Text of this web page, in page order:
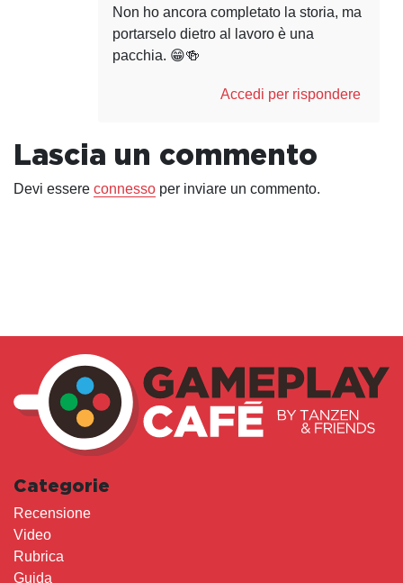
Non ho ancora completato la storia, ma
portarselo dietro al lavoro è una
pacchia. 😁🍻
Accedi per rispondere
Lascia un commento
Devi essere connesso per inviare un commento.
Categorie
Recensione
Video
Rubrica
Guida